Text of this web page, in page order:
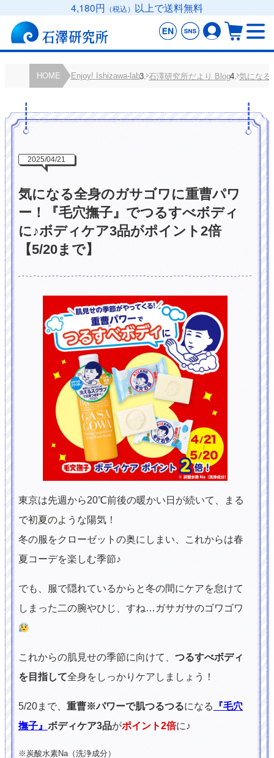
4,180円 （税込） 以上で送料無料
HOME Enjoy! Ishizawa-lab 石澤研究所だより Blog 気になる
2025/04/21
気になる全身のガサゴワに重曹パワ
ー！『毛穴撫子』でつるすべボディ
に♪ボディケア3品がポイント2倍
【5/20まで】
東京は先週から20℃前後の暖かい日が続いて、まる
で初夏のような陽気！
冬の服をクローゼットの奥にしまい、これからは春
夏コーデを楽しむ季節♪
でも、服で隠れているからと冬の間にケアを怠けて
しまった二の腕やひじ、すね…ガサガサのゴワゴワ
これからの肌見せの季節に向けて、 つるすべボディ
を目指して全身をしっかりケアしましょう！
5/20まで、 重曹※パワーで肌つるつるになる
『毛穴
撫子』 ボディケア3品がポイント2倍に♪
※炭酸水素Na（洗浄成分）